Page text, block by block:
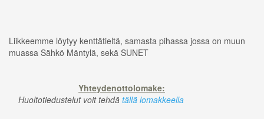
Liikkeemme löytyy kenttätieltä, samasta pihassa jossa on muun
muassa Sähkö Mäntylä, sekä SUNET
Yhteydenottolomake:
Huoltotiedustelut voit tehdä tällä lomakkeella